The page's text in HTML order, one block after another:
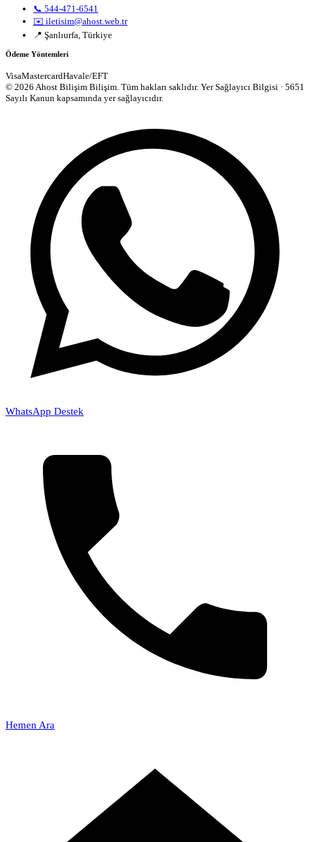
📞 544-471-6541
✉️ iletisim@ahost.web.tr
📍 Şanlıurfa, Türkiye
Ödeme Yöntemleri
VisaMastercardHavale/EFT
© 2026 Ahost Bilişim Bilişim. Tüm hakları saklıdır. Yer Sağlayıcı Bilgisi · 5651
Sayılı Kanun kapsamında yer sağlayıcıdır.
WhatsApp Destek
Hemen Ara